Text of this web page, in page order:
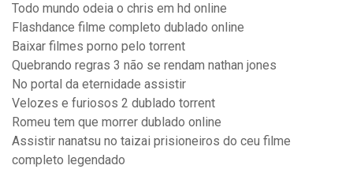
Todo mundo odeia o chris em hd online
Flashdance filme completo dublado online
Baixar filmes porno pelo torrent
Quebrando regras 3 não se rendam nathan jones
No portal da eternidade assistir
Velozes e furiosos 2 dublado torrent
Romeu tem que morrer dublado online
Assistir nanatsu no taizai prisioneiros do ceu filme
completo legendado